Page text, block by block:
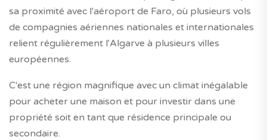
sa proximité avec l'aéroport de Faro, où plusieurs vols
de compagnies aériennes nationales et internationales
relient régulièrement l'Algarve à plusieurs villes
européennes.
C'est une région magnifique avec un climat inégalable
pour acheter une maison et pour investir dans une
propriété soit en tant que résidence principale ou
secondaire.